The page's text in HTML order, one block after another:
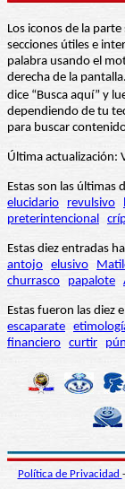
Los iconos de la
secciones útiles e
palabra usando el
derecha de la
dice “Busca aquí” y
dependiendo de tu
para buscar
Última actualización:
Estas son las últimas
elucidario
revulsivo
preterintencional
Estas diez entradas
antojo elusivo
churrasco
papalote
Estas fueron las diez
escaparate
financiero curtir
Política de Privacidad -